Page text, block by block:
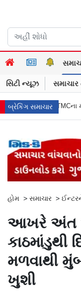
સિટી ન્યૂઝ સમાચાર
બ્રેકિંગ સમાચાર
સુપ્રીમ કોર્ટનો ઝટકો
હોમ > સમાચાર >
આખરે અંત
કાઠમાંડુથી
મળવાથી
ખુશી